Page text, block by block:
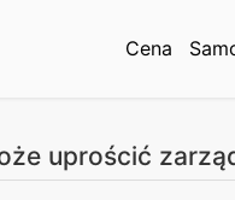
Cena
uprościć